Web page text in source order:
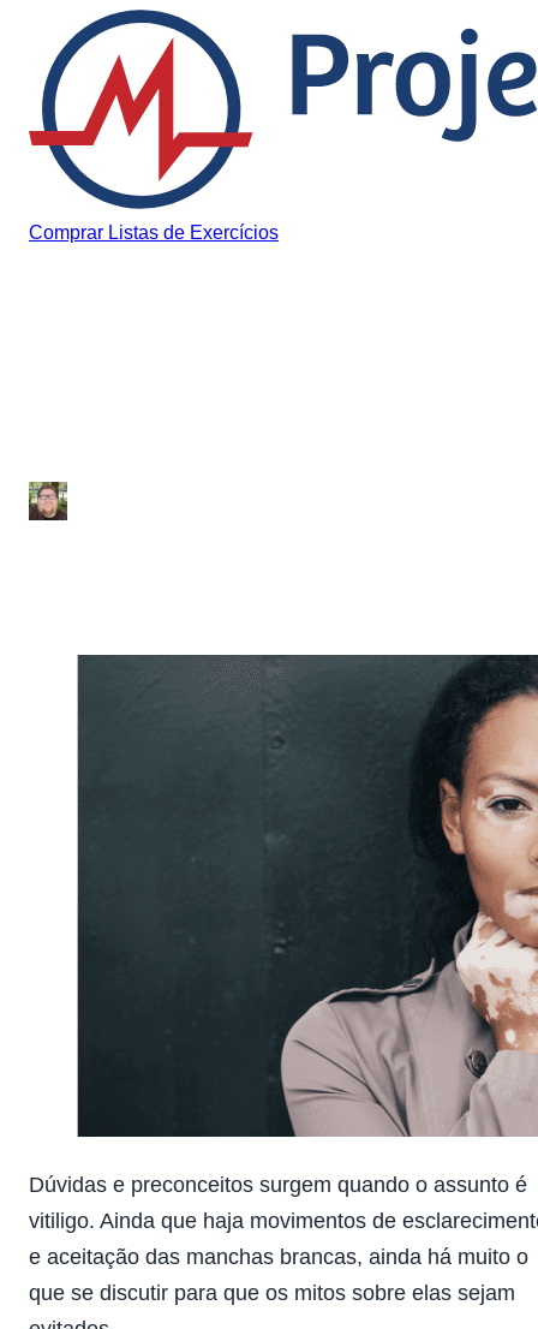
Pular para o conteúdo
Comprar Listas de Exercícios
Dúvidas e preconceitos surgem quando o assunto é
vitiligo. Ainda que haja movimentos de
e aceitação das manchas brancas, ainda há muito o
que se discutir para que os mitos sobre elas sejam